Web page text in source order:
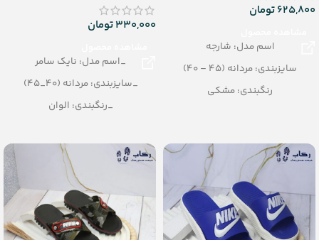
625,800تومان
اسم مدل: شارجه
سایزبندی: مردانه (45 – 40)
رنگبندی: مشکی
330,000تومان
_اسم مدل: نایک سامر
_سایزبندی: مردانه (40_45)
_رنگبندی: الوان